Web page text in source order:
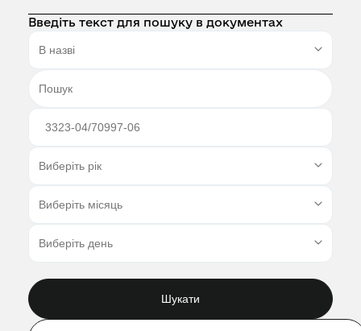
Введіть текст для пошуку в документах
Шукати